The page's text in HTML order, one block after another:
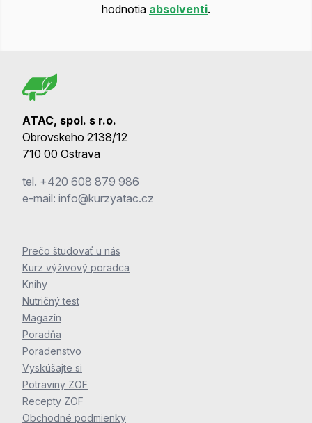
hodnotia absolventi.
ATAC, spol. s r.o.
Obrovskeho 2138/12
710 00 Ostrava
tel. +420 608 879 986
e-mail: info@kurzyatac.cz
Prečo študovať u nás
Kurz výživový poradca
Knihy
Nutričný test
Magazín
Poradňa
Poradenstvo
Vyskúšajte si
Potraviny ZOF
Recepty ZOF
Obchodné podmienky